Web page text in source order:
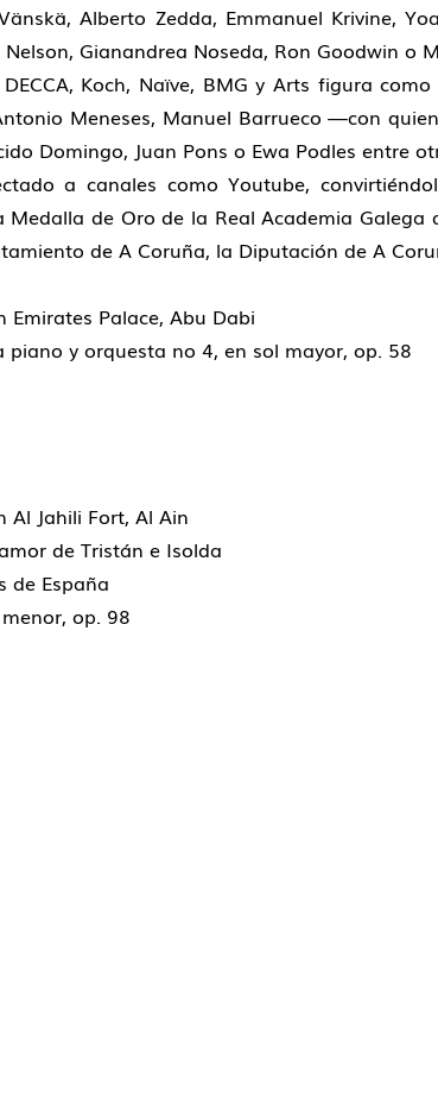
Alberto Zedda, Emmanuel Krivine,
Nelson, Gianandrea Noseda, Ron Goodwin o
Koch, Naïve, BMG y Arts figura
Meneses, Manuel Barrueco —con
Domingo, Juan Pons o Ewa Podles entre
a canales como Youtube,
de Oro de la Real Academia
de A Coruña, la Diputación de A
Palace, Abu Dabi
y orquesta no 4, en sol mayor, op. 58
Al Jahili Fort, Al Ain
de Tristán e Isolda
de España
op. 98